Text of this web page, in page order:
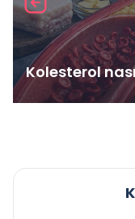
Kolesterol